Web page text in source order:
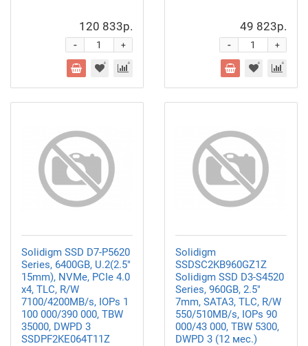
120 833р.
+
-
49 823р.
+
-
Solidigm SSD D7-P5620
Series, 6400GB, U.2(2.5"
15mm), NVMe, PCIe 4.0
x4, TLC, R/W
7100/4200MB/s, IOPs 1
100 000/390 000, TBW
35000, DWPD 3
SSDPF2KE064T11Z
Solidigm
SSDSC2KB960GZ1Z
Solidigm SSD D3-S4520
Series, 960GB, 2.5"
7mm, SATA3, TLC, R/W
550/510MB/s, IOPs 90
000/43 000, TBW 5300,
DWPD 3 (12 мес.)